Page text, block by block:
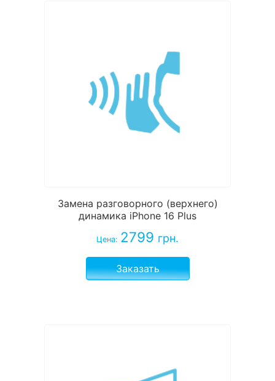
Замена разговорного (верхнего)
динамика iPhone 16 Plus
Цена: 2799 грн.
Заказать